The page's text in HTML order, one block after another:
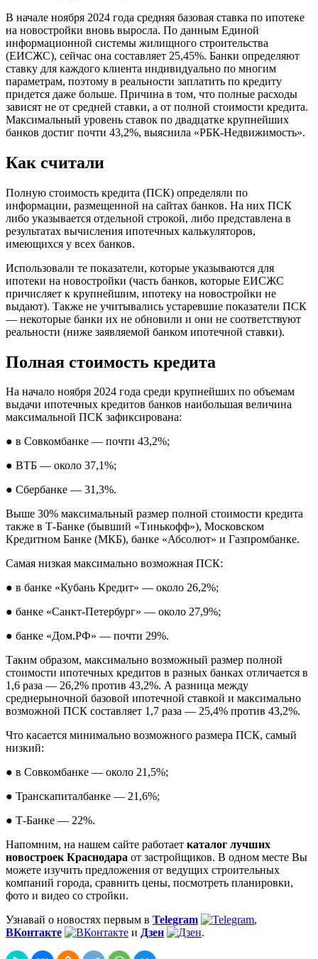
В начале ноября 2024 года средняя базовая ставка по ипотеке
на новостройки вновь выросла. По данным Единой
информационной системы жилищного строительства
(ЕИСЖС), сейчас она составляет 25,45%. Банки определяют
ставку для каждого клиента индивидуально по многим
параметрам, поэтому в реальности заплатить по кредиту
придется даже больше. Причина в том, что полные расходы
зависят не от средней ставки, а от полной стоимости кредита.
Максимальный уровень ставок по двадцатке крупнейших
банков достиг почти 43,2%, выяснила «РБК-Недвижимость».
Как считали
Полную стоимость кредита (ПСК) определяли по
информации, размещенной на сайтах банков. На них ПСК
либо указывается отдельной строкой, либо представлена в
результатах вычисления ипотечных калькуляторов,
имеющихся у всех банков.
Использовали те показатели, которые указываются для
ипотеки на новостройки (часть банков, которые ЕИСЖС
причисляет к крупнейшим, ипотеку на новостройки не
выдают). Также не учитывались устаревшие показатели ПСК
— некоторые банки их не обновили и они не соответствуют
реальности (ниже заявляемой банком ипотечной ставки).
Полная стоимость кредита
На начало ноября 2024 года среди крупнейших по объемам
выдачи ипотечных кредитов банков наибольшая величина
максимальной ПСК зафиксирована:
● в Совкомбанке — почти 43,2%;
● ВТБ — около 37,1%;
● Сбербанке — 31,3%.
Выше 30% максимальный размер полной стоимости кредита
также в Т-Банке (бывший «Тинькофф»), Московском
Кредитном Банке (МКБ), банке «Абсолют» и Газпромбанке.
Самая низкая максимально возможная ПСК:
● в банке «Кубань Кредит» — около 26,2%;
● банке «Санкт-Петербург» — около 27,9%;
● банке «Дом.РФ» — почти 29%.
Таким образом, максимально возможный размер полной
стоимости ипотечных кредитов в разных банках отличается в
1,6 раза — 26,2% против 43,2%. А разница между
среднерыночной базовой ипотечной ставкой и максимально
возможной ПСК составляет 1,7 раза — 25,4% против 43,2%.
Что касается минимально возможного размера ПСК, самый
низкий:
● в Совкомбанке — около 21,5%;
● Транскапиталбанке — 21,6%;
● Т-Банке — 22%.
Напомним, на нашем сайте работает каталог лучших
новостроек Краснодара от застройщиков. В одном месте Вы
можете изучить предложения от ведущих строительных
компаний города, сравнить цены, посмотреть планировки,
фото и видео со стройки.
Узнавай о новостях первым в Telegram
,
ВКонтакте
и Дзен .